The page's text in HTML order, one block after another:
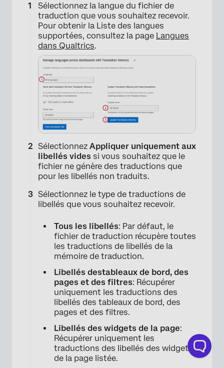
×
×
Sélectionnez la langue du fichier de
traduction que vous souhaitez recevoir.
Pour obtenir la Liste des langues
supportées, consultez la page Langues
dans Qualtrics.
Sélectionnez Appliquer uniquement aux
libellés vides si vous souhaitez que le
fichier ne génère des traductions que
pour les libellés non traduits.
Sélectionnez le type de traductions de
libellés que vous souhaitez recevoir.
Tous les libellés: Par défaut, le
fichier de traduction récupère toutes
les traductions de libellés de la
mémoire de traduction.
Libellés destableaux de bord, des
pages et des filtres: Récupérer
uniquement les traductions des
libellés des tableaux de bord, des
pages et des filtres.
Libellés des widgets de la page:
Récupérer uniquement les
traductions des libellés des widgets
de la page listée.